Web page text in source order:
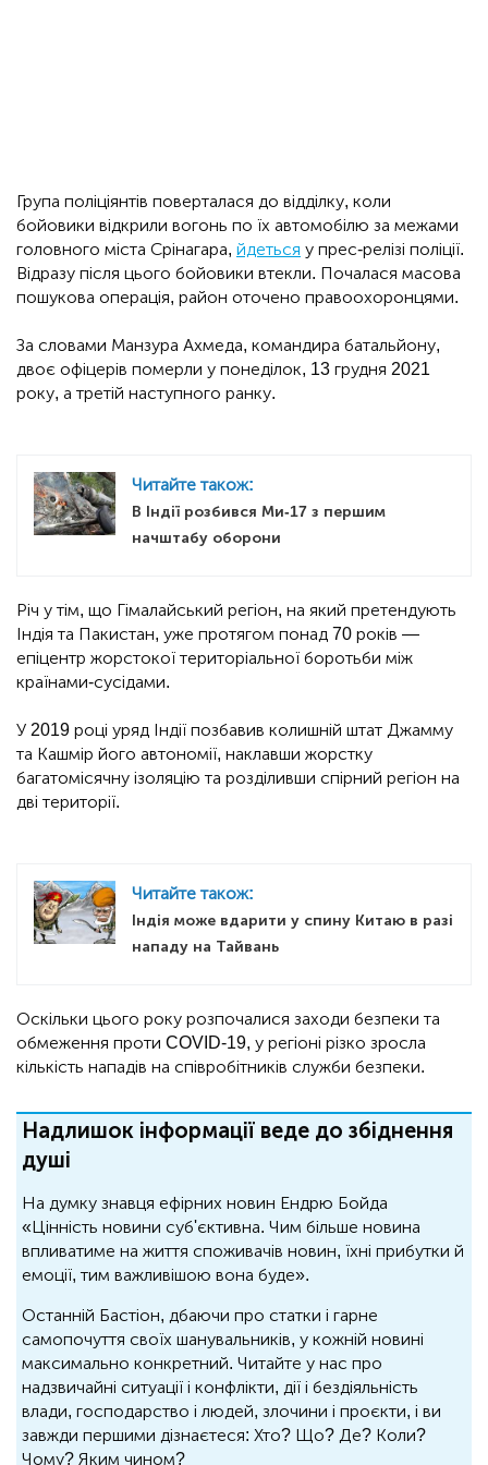
Група поліціянтів поверталася до відділку, коли
бойовики відкрили вогонь по їх автомобілю за межами
головного міста Срінагара, йдеться у прес-релізі поліції.
Відразу після цього бойовики втекли. Почалася масова
пошукова операція, район оточено правоохоронцями.
За словами Манзура Ахмеда, командира батальйону,
двоє офіцерів померли у понеділок, 13 грудня 2021
року, а третій наступного ранку.
Читайте також:
В Індії розбився Ми-17 з першим
начштабу оборони
Річ у тім, що Гімалайський регіон, на який претендують
Індія та Пакистан, уже протягом понад 70 років —
епіцентр жорстокої територіальної боротьби між
країнами-сусідами.
У 2019 році уряд Індії позбавив колишній штат Джамму
та Кашмір його автономії, наклавши жорстку
багатомісячну ізоляцію та розділивши спірний регіон на
дві території.
Читайте також:
Індія може вдарити у спину Китаю в разі
нападу на Тайвань
Оскільки цього року розпочалися заходи безпеки та
обмеження проти COVID-19, у регіоні різко зросла
кількість нападів на співробітників служби безпеки.
Надлишок інформації веде до збіднення
душі
На думку знавця ефірних новин Ендрю Бойда
«Цінність новини суб'єктивна. Чим більше новина
впливатиме на життя споживачів новин, їхні прибутки й
емоції, тим важливішою вона буде».
Останній Бастіон, дбаючи про статки і гарне
самопочуття своїх шанувальників, у кожній новині
максимально конкретний. Читайте у нас про
надзвичайні ситуації і конфлікти, дії і бездіяльність
влади, господарство і людей, злочини і проєкти, і ви
завжди першими дізнаєтеся: Хто? Що? Де? Коли?
Чому? Яким чином?